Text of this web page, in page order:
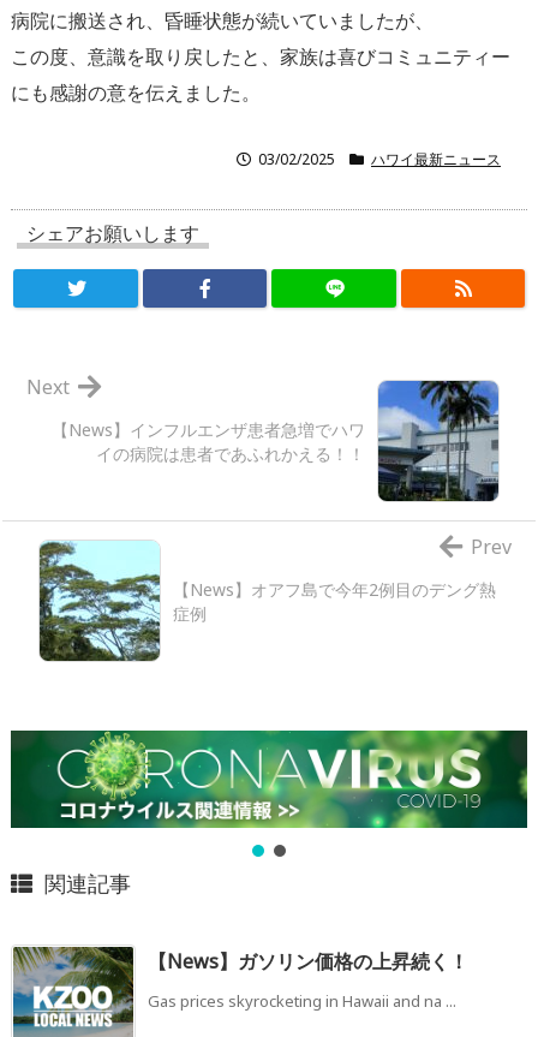
病院に搬送され、昏睡状態が続いていましたが、
この度、意識を取り戻したと、 家族は喜びコミュニティー
にも感謝の意を伝えました。
03/02/2025 ハワイ最新ニュース
シェアお願いします
【News】インフルエンザ患者急増でハワ
イの病院は患者であふれかえる！！
Next
【News】オアフ島で今年2例目のデング熱
症例
Prev
関連記事
【News】ガソリン価格の上昇続く！
Gas prices skyrocketing in Hawaii and na ...